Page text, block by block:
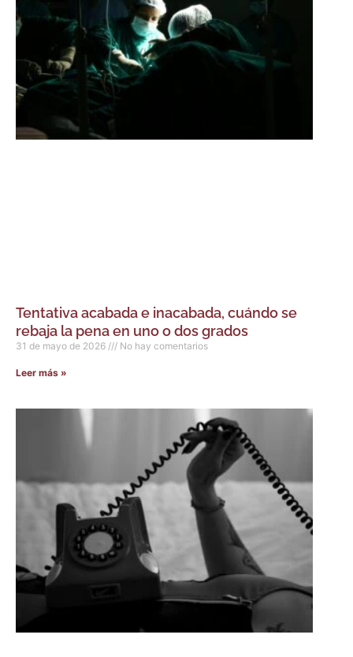
Tentativa acabada e inacabada, cuándo se
rebaja la pena en uno o dos grados
31 de mayo de 2026 No hay comentarios
Leer más »